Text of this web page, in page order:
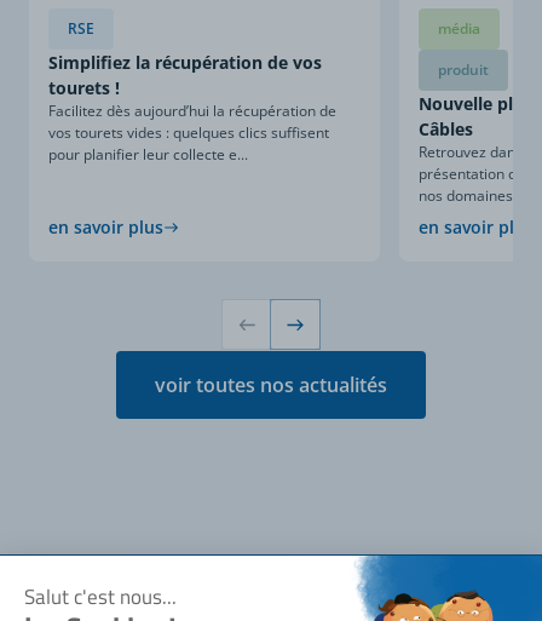
RSE
Simplifiez la récupération de vos
tourets !
Facilitez dès aujourd’hui la récupération de
vos tourets vides : quelques clics suffisent
pour planifier leur collecte e...
en savoir plus
média
produit
Nouvelle
Câbles
Retrouvez dans
présentation
nos domaines
en savoir plus
voir toutes nos actualités